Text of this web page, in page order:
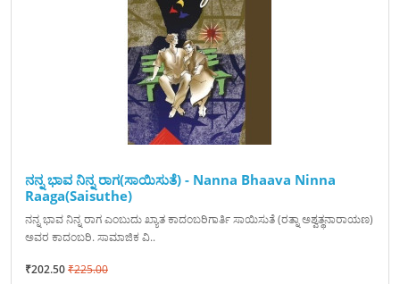
ನನ್ನ ಭಾವ ನಿನ್ನ ರಾಗ(ಸಾಯಿಸುತೆ) - Nanna Bhaava Ninna
Raaga(Saisuthe)
ನನ್ನ ಭಾವ ನಿನ್ನ ರಾಗ ಎಂಬುದು ಖ್ಯಾತ ಕಾದಂಬರಿಗಾರ್ತಿ ಸಾಯಿಸುತೆ (ರತ್ನಾ ಅಶ್ವತ್ಥನಾರಾಯಣ)
ಅವರ ಕಾದಂಬರಿ. ಸಾಮಾಜಿಕ ವಿ..
₹202.50₹225.00